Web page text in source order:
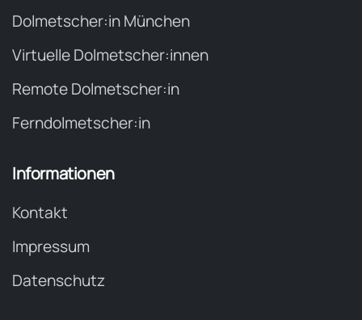
Dolmetscher:in München
Virtuelle Dolmetscher:innen
Remote Dolmetscher:in
Ferndolmetscher:in
Informationen
Kontakt
Impressum
Datenschutz